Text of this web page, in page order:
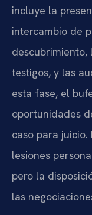
incluye la
intercambio de
descubrimiento,
testigos, y las
esta fase, el
oportunidades
caso para
lesiones
pero la
las